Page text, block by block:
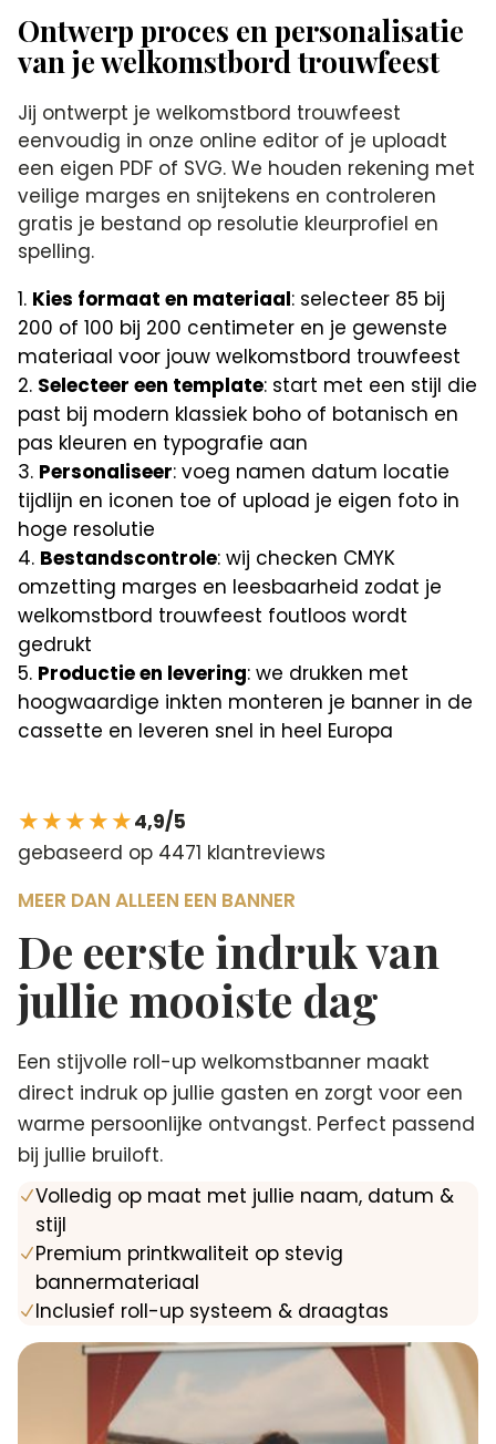
Ontwerp proces en personalisatie
van je welkomstbord trouwfeest
Jij ontwerpt je welkomstbord trouwfeest
eenvoudig in onze online editor of je uploadt
een eigen PDF of SVG. We houden rekening met
veilige marges en snijtekens en controleren
gratis je bestand op resolutie kleurprofiel en
spelling.
Kies formaat en materiaal: selecteer 85 bij
200 of 100 bij 200 centimeter en je gewenste
materiaal voor jouw welkomstbord trouwfeest
Selecteer een template: start met een stijl die
past bij modern klassiek boho of botanisch en
pas kleuren en typografie aan
Personaliseer: voeg namen datum locatie
tijdlijn en iconen toe of upload je eigen foto in
hoge resolutie
Bestandscontrole: wij checken CMYK
omzetting marges en leesbaarheid zodat je
welkomstbord trouwfeest foutloos wordt
gedrukt
Productie en levering: we drukken met
hoogwaardige inkten monteren je banner in de
cassette en leveren snel in heel Europa
★★★★★4,9/5
gebaseerd op 4471 klantreviews
MEER DAN ALLEEN EEN BANNER
De eerste indruk van
jullie mooiste dag
Een stijvolle roll-up welkomstbanner maakt
direct indruk op jullie gasten en zorgt voor een
warme persoonlijke ontvangst. Perfect passend
bij jullie bruiloft.
NVolledig op maat met jullie naam, datum &
stijl
NPremium printkwaliteit op stevig
bannermateriaal
NInclusief roll-up systeem & draagtas